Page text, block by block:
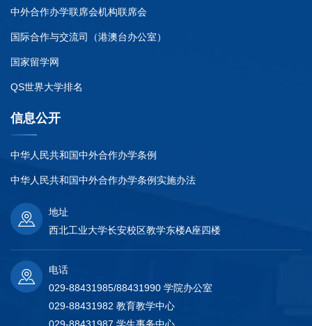
中外合作办学联席会机构联席会
国际合作与交流司（港澳台办公室）
国家留学网
QS世界大学排名
信息公开
中华人民共和国中外合作办学条例
中华人民共和国中外合作办学条例实施办法
地址
西北工业大学长安校区教学东楼A座四楼
电话
029-88431985/88431990 学院办公室
029-88431982 教育教学中心